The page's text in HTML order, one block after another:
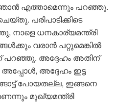
എത്താമെന്നും പറഞ്ഞു.
പരിപാടിക്കിടെ
ധനകാര്യമന്ത്രി
വരാൻ പറ്റുമെങ്കിൽ
പറഞ്ഞു. അദ്ദേഹം അതിന്
അദ്ദേഹം ഇട്ട
പോയതല്ല, ഇങ്ങനെ
മുഖ്യമന്ത്രി